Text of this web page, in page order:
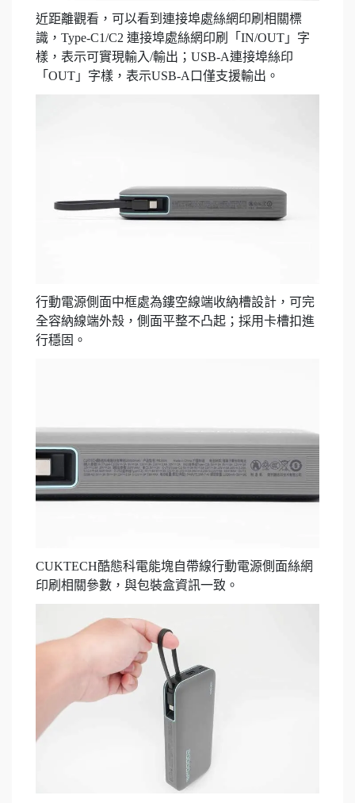
近距離觀看，可以看到連接埠處絲網印刷相關標
識，Type-C1/C2 連接埠處絲網印刷「IN/OUT」字
樣，表示可實現輸入/輸出；USB-A連接埠絲印
「OUT」字樣，表示USB-A口僅支援輸出。
行動電源側面中框處為鏤空線端收納槽設計，可完
全容納線端外殼，側面平整不凸起；採用卡槽扣進
行穩固。
CUKTECH酷態科電能塊自帶線行動電源側面絲網
印刷相關參數，與包裝盒資訊一致。